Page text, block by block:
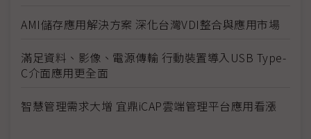
AMI儲存應用解決方案 深化台灣VDI整合與應用市場
滿足資料、影像、電源傳輸 行動裝置導入USB Type-
C介面應用更全面
智慧管理需求大增 宜鼎iCAP雲端管理平台應用看漲